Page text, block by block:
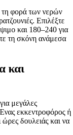
τη φορά των νερών
Επιλέξτε
και 180–240 για
τη σκόνη ανάμεσα
και
μεγάλες
εκκεντροφόρος ή
ώρες δουλειάς και να